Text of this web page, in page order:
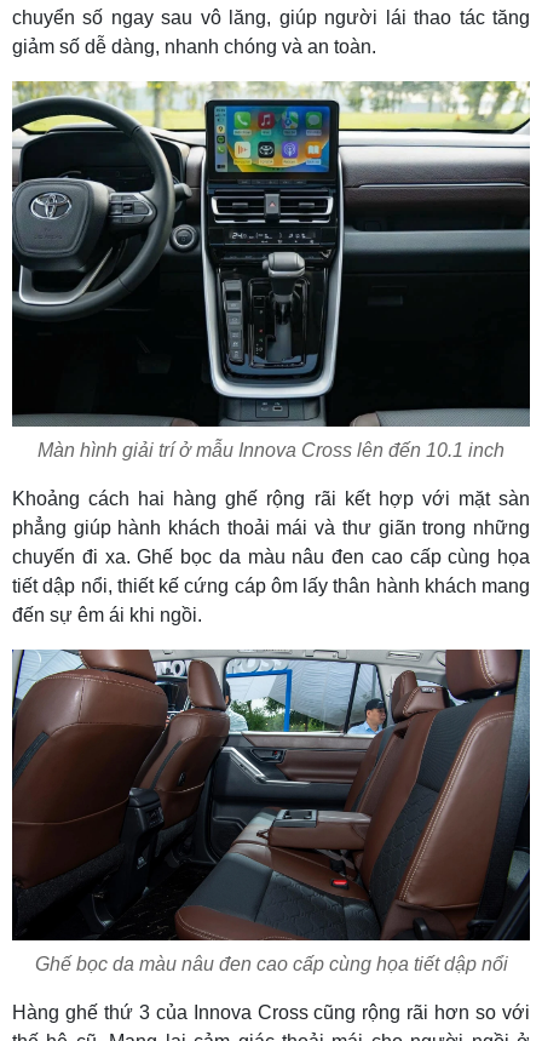
chuyển số ngay sau vô lăng, giúp người lái thao tác tăng
giảm số dễ dàng, nhanh chóng và an toàn.
Màn hình giải trí ở mẫu Innova Cross lên đến 10.1 inch
Khoảng cách hai hàng ghế rộng rãi kết hợp với mặt sàn
phẳng giúp hành khách thoải mái và thư giãn trong những
chuyến đi xa. Ghế bọc da màu nâu đen cao cấp cùng họa
tiết dập nổi, thiết kế cứng cáp ôm lấy thân hành khách mang
đến sự êm ái khi ngồi.
Ghế bọc da màu nâu đen cao cấp cùng họa tiết dập nổi
Hàng ghế thứ 3 của Innova Cross cũng rộng rãi hơn so với